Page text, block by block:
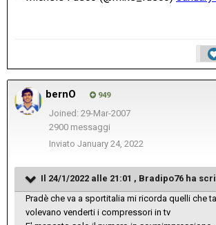
bernO 949
Joined: 29-Mar-2007
2900 messaggi
Inviato January 24, 2022
Il 24/1/2022 alle 21:01 , Bradipo76 ha
Pradè che va a sportitalia mi ricorda quelli che
volevano venderti i compressori in tv